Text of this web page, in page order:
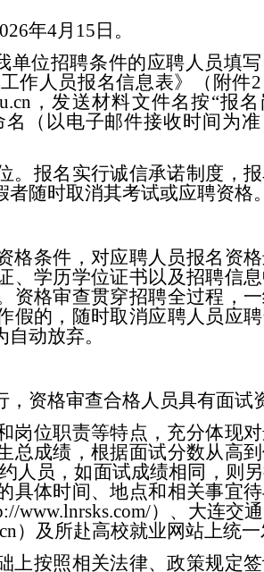
6年4月 15 日。
单位招聘条件的应聘人员填
作人员报名信息表》（附件
，发送材料文件名按“报
（以电子邮件接收时间为
。报名实行诚信承诺制度，
随时取消其考试或应聘资格。
格条件，对应聘人员报名资
、学历学位证书以及招聘信
资格审查贯穿招聘全过程，
假的，随时取消应聘人员应
动放弃。
，资格审查合格人员具有面试
岗位职责等特点，充分体现
总成绩，根据面试分数从高
人员 ，如面试成绩相同，则
具体时间、地点和相关事宜
www.lnrsks.com/）、 大连交
）及所赴高校就业网站上统一
上按照相关法律、政策规定